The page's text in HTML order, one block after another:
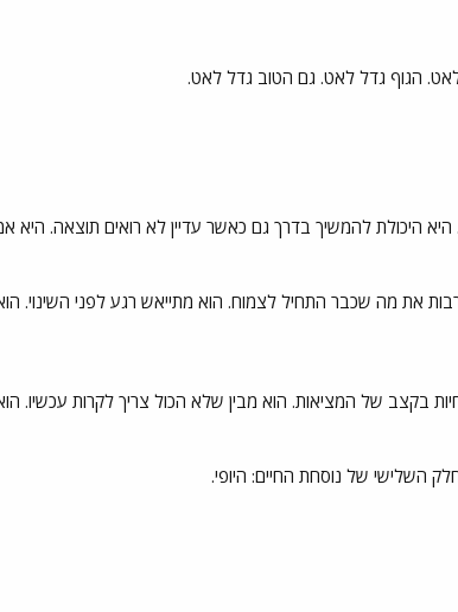
הגוף גדל לאט. גם הטוב גדל לאט.
היכולת להמשיך בדרך גם כאשר עדיין לא רואים תוצאה. היא
את מה שכבר התחיל לצמוח. הוא מתייאש רגע לפני השינוי.
בקצב של המציאות. הוא מבין שלא הכול צריך לקרות עכשיו. הוא
השלישי של נוסחת החיים: היופי.